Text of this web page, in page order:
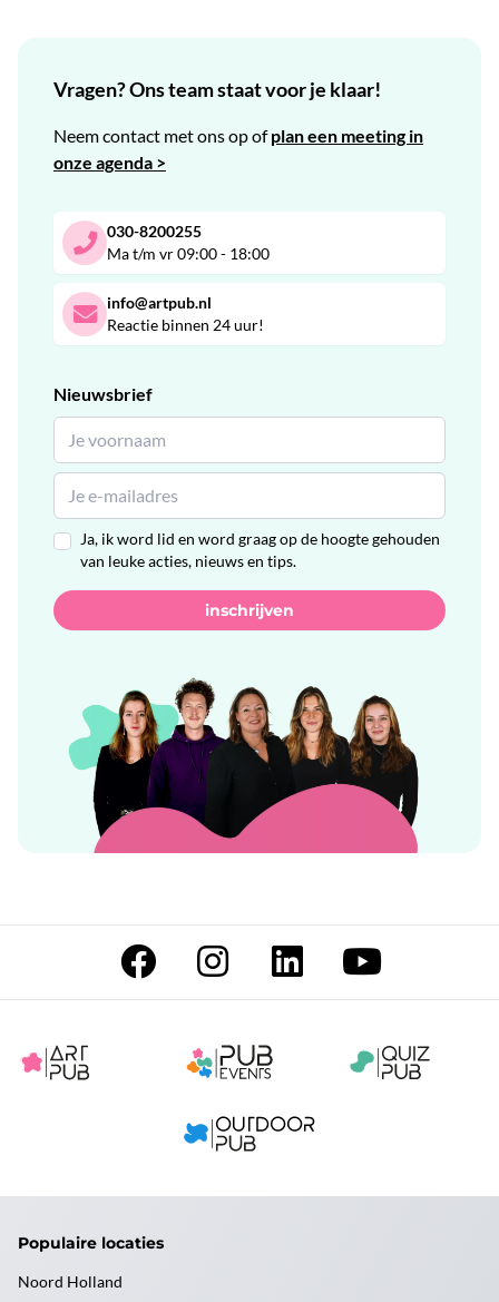
Vragen? Ons team staat voor je klaar!
Neem contact met ons op ofplan een meeting in
onze agenda >
030-8200255
Ma t/m vr 09:00 - 18:00
info@artpub.nl
Reactie binnen 24 uur!
Nieuwsbrief
Ja, ik word lid en word graag op de hoogte gehouden
van leuke acties, nieuws en tips.
Populaire locaties
Noord Holland